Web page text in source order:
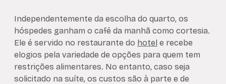
Independentemente da escolha do quarto, os
hóspedes ganham o café da manhã como cortesia.
Ele é servido no restaurante do hotel e recebe
elogios pela variedade de opções para quem tem
restrições alimentares. No entanto, caso seja
solicitado na suíte, os custos são à parte e de